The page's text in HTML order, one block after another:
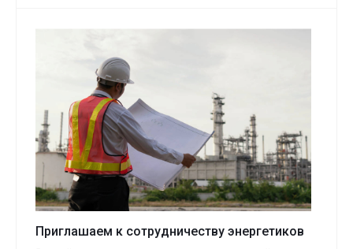
Приглашаем к сотрудничеству энергетиков